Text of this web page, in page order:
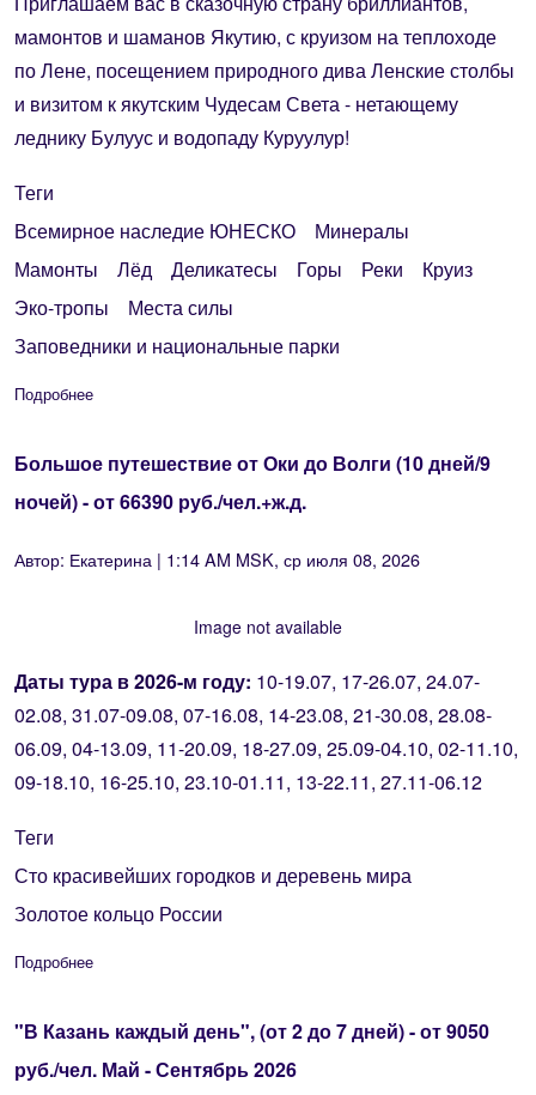
мамонтов и шаманов Якутию, с круизом на теплоходе
по Лене, посещением природного дива Ленские столбы
и визитом к якутским Чудесам Света - нетающему
леднику Булуус и водопаду Куруулур!
Теги
Всемирное наследие ЮНЕСКО
Минералы
Мамонты
Лёд Деликатесы Горы Реки
Круиз
Эко-тропы
Места силы
Заповедники и национальные парки
Подробнее
Большое путешествие от Оки до Волги (10 дней/9
ночей) - от 66390 руб./чел.+ж.д.
Автор: Екатерина | 1:14 AM MSK, ср июля 08, 2026
Image not available
Даты тура в 2026-м году: 10-19.07, 17-26.07, 24.07-
02.08, 31.07-09.08, 07-16.08, 14-23.08, 21-30.08, 28.08-
06.09, 04-13.09, 11-20.09, 18-27.09, 25.09-04.10, 02-11.10,
09-18.10, 16-25.10, 23.10-01.11, 13-22.11, 27.11-06.12
Теги
Сто красивейших городков и деревень мира
Золотое кольцо России
Подробнее
"В Казань каждый день", (от 2 до 7 дней) - от 9050
руб./чел. Май - Сентябрь 2026